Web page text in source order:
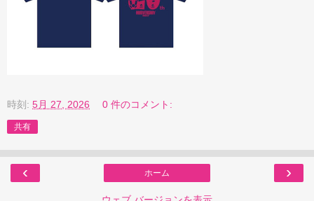
時刻: 5月 27, 2026 0 件のコメント:
共有
‹ ›
ホーム